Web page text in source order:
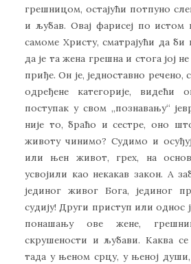
грешницом, остајући потпуно
и љубав. Овај фарисеј по истом
самоме Христу, сматрајући да
да је та жена грешна и стога јој
приђе. Он је, једноставно речено,
одређене категорије, видећи
поступак у свом „познавању“
није то, браћо и сестре, оно
животу чинимо? Судимо и
или њен живот, грех, на
усвојили као некакав закон. А
јединог живог Бога, јединог
судију! Други приступ или однос
понашању ове жене,
скрушености и љубави. Каква
тада у њеном срцу, у њеној души,